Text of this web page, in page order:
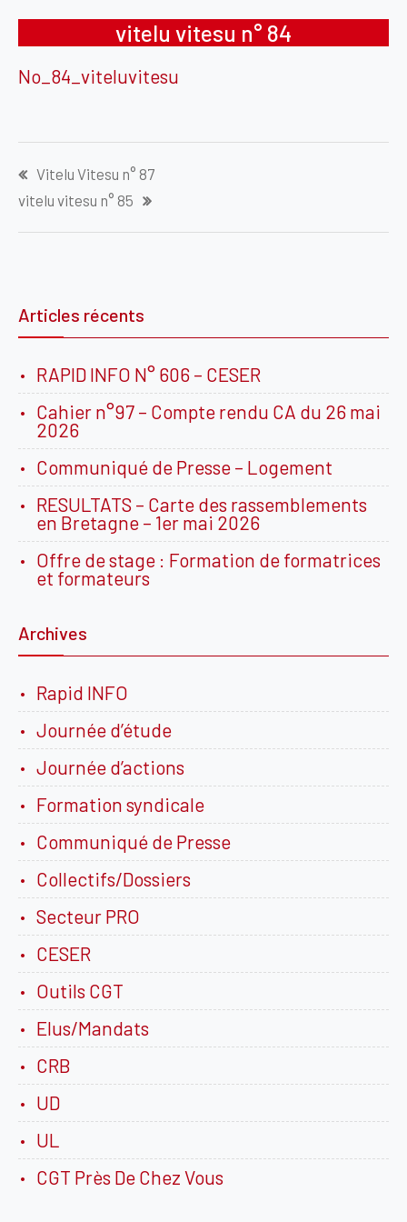
vitelu vitesu n° 84
No_84_viteluvitesu
Vitelu Vitesu n° 87
vitelu vitesu n° 85
Articles récents
RAPID INFO N° 606 – CESER
Cahier n°97 – Compte rendu CA du 26 mai
2026
Communiqué de Presse – Logement
RESULTATS – Carte des rassemblements
en Bretagne – 1er mai 2026
Offre de stage : Formation de formatrices
et formateurs
Archives
Rapid INFO
Journée d’étude
Journée d’actions
Formation syndicale
Communiqué de Presse
Collectifs/Dossiers
Secteur PRO
CESER
Outils CGT
Elus/Mandats
CRB
UD
UL
CGT Près De Chez Vous